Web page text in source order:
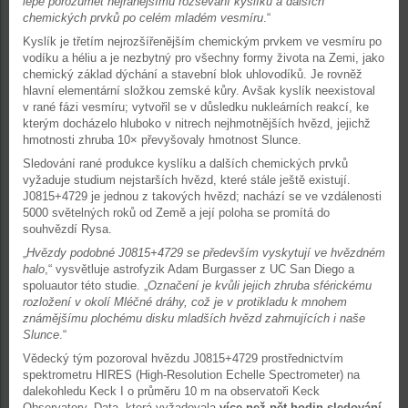
chemických prvků po celém mladém vesmíru.“
Kyslík je třetím nejrozšířenějším chemickým prvkem ve vesmíru po
vodíku a héliu a je nezbytný pro všechny formy života na Zemi, jako
chemický základ dýchání a stavební blok uhlovodíků. Je rovněž
hlavní elementární složkou zemské kůry. Avšak kyslík neexistoval
v rané fázi vesmíru; vytvořil se v důsledku nukleárních reakcí, ke
kterým docházelo hluboko v nitrech nejhmotnějších hvězd, jejichž
hmotnosti zhruba 10× převyšovaly hmotnost Slunce.
Sledování rané produkce kyslíku a dalších chemických prvků
vyžaduje studium nejstarších hvězd, které stále ještě existují.
J0815+4729 je jednou z takových hvězd; nachází se ve vzdálenosti
5000 světelných roků od Země a její poloha se promítá do
souhvězdí Rysa.
„Hvězdy podobné J0815+4729 se především vyskytují ve hvězdném
halo,“ vysvětluje astrofyzik Adam Burgasser z UC San Diego a
spoluautor této studie. „Označení je kvůli jejich zhruba sférickému
rozložení v okolí Mléčné dráhy, což je v protikladu k mnohem
známějšímu plochému disku mladších hvězd zahrnujících i naše
Slunce.“
Vědecký tým pozoroval hvězdu J0815+4729 prostřednictvím
spektrometru HIRES (High-Resolution Echelle Spectrometer) na
dalekohledu Keck I o průměru 10 m na observatoři Keck